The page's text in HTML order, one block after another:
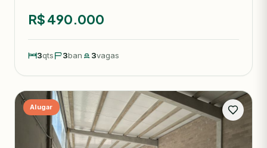
R$ 490.000
3qts 3ban 3vagas
Alugar